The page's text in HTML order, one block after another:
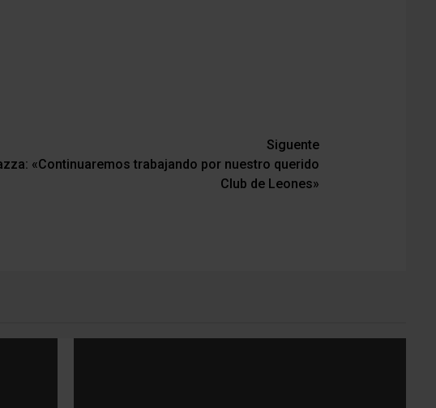
Siguente
«Continuaremos trabajando por nuestro querido
Club de Leones»